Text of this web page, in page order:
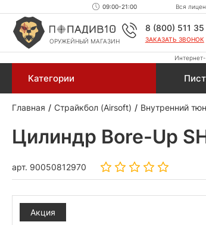
09:00-21:00 Вся
ОРУЖЕЙНЫЙ МАГАЗИН
8 (800) 511 35
ЗАКАЗАТЬ ЗВОНОК
Категории
Главная Страйкбол (Airsoft) Внутренний
Цилиндр Bore-Up
арт. 90050812970
Акция